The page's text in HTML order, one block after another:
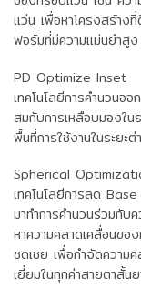
แว่น เพื่อหาโครงสร้าง
ฟอร์มที่มีความแม่นยำสูง
PD Optimize Inset
เทคโนโลยีการคำนวนอ
สมกับการเหลือบมองใน
พื้นที่การใช้งานในระยะ
Spherical
เทคโนโลยีการลด
มาทำการคำนวนร่วมกับ
หาความคลาดเคลื่อนข
ชดเชย เพื่อกำจัดความ
เยี่ยมในทุกค่าสายตาสั้น